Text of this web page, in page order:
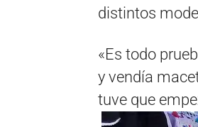
distintos
«Es todo
y vendía
tuve que